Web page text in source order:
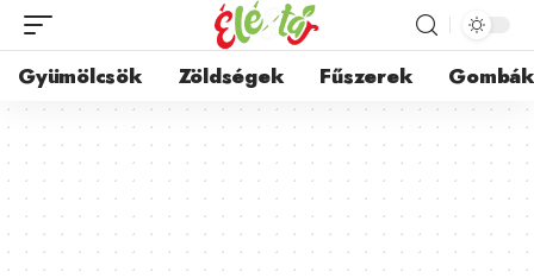
Gyümölcsök Zöldségek Fűszerek Gombák